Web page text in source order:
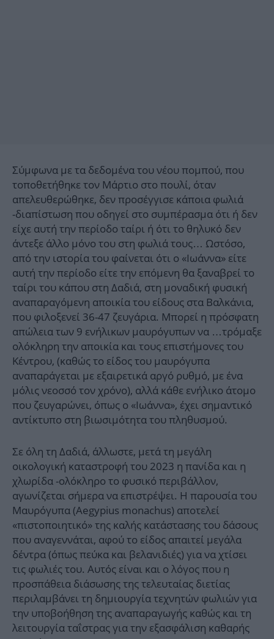
Σύμφωνα με τα δεδομένα του νέου πομπού, που
τοποθετήθηκε τον Μάρτιο στο πουλί, όταν
απελευθερώθηκε, δεν προσέγγισε κάποια φωλιά
-διαπίστωση που οδηγεί στο συμπέρασμα ότι ή δεν
είχε αυτή την περίοδο ταίρι ή ότι το θηλυκό δεν
άντεξε άλλο μόνο του στη φωλιά τους… Ωστόσο,
από την ιστορία του φαίνεται ότι ο «Ιωάννα» είτε
αυτή την περίοδο είτε την επόμενη θα ξαναβρεί το
ταίρι του κάπου στη Δαδιά, στη μοναδική φυσική
αναπαραγόμενη αποικία του είδους στα Βαλκάνια,
που φιλοξενεί 36-47 ζευγάρια. Μπορεί η πρόσφατη
απώλεια των 9 ενήλικων μαυρόγυπων να …τρόμαξε
ολόκληρη την αποικία και τους επιστήμονες του
Κέντρου, (καθώς το είδος του μαυρόγυπα
αναπαράγεται με εξαιρετικά αργό ρυθμό, με ένα
μόλις νεοσσό τον χρόνο), αλλά κάθε ενήλικο άτομο
που ζευγαρώνει, όπως ο «Ιωάννα», έχει σημαντικό
αντίκτυπο στη βιωσιμότητα του πληθυσμού.
Σε όλη τη Δαδιά, άλλωστε, μετά τη μεγάλη
οικολογική καταστροφή του 2023 η πανίδα και η
χλωρίδα -ολόκληρο το φυσικό περιβάλλον,
αγωνίζεται σήμερα να επιστρέψει. Η παρουσία του
Μαυρόγυπα (Aegypius monachus) αποτελεί
«πιστοποιητικό» της καλής κατάστασης του δάσους
που αναγεννάται, αφού το είδος απαιτεί μεγάλα
δέντρα (όπως πεύκα και βελανιδιές) για να χτίσει
τις φωλιές του. Αυτός είναι και ο λόγος που η
προσπάθεια διάσωσης της τελευταίας διετίας
περιλαμβάνει τη δημιουργία τεχνητών φωλιών για
την υποβοήθηση της αναπαραγωγής καθώς και τη
λειτουργία ταΐστρας για την εξασφάλιση καθαρής